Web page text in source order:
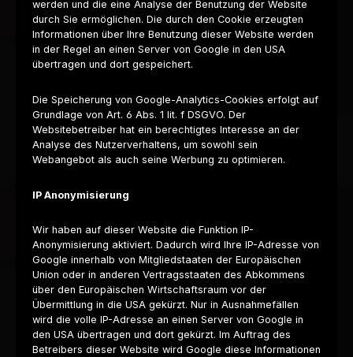
werden und die eine Analyse der Benutzung der Website
durch Sie ermöglichen. Die durch den Cookie erzeugten
Informationen über Ihre Benutzung dieser Website werden
in der Regel an einen Server von Google in den USA
übertragen und dort gespeichert.
Die Speicherung von Google-Analytics-Cookies erfolgt auf
Grundlage von Art. 6 Abs. 1 lit. f DSGVO. Der
Websitebetreiber hat ein berechtigtes Interesse an der
Analyse des Nutzerverhaltens, um sowohl sein
Webangebot als auch seine Werbung zu optimieren.
IP Anonymisierung
Wir haben auf dieser Website die Funktion IP-
Anonymisierung aktiviert. Dadurch wird Ihre IP-Adresse von
Google innerhalb von Mitgliedstaaten der Europäischen
Union oder in anderen Vertragsstaaten des Abkommens
über den Europäischen Wirtschaftsraum vor der
Übermittlung in die USA gekürzt. Nur in Ausnahmefällen
wird die volle IP-Adresse an einen Server von Google in
den USA übertragen und dort gekürzt. Im Auftrag des
Betreibers dieser Website wird Google diese Informationen